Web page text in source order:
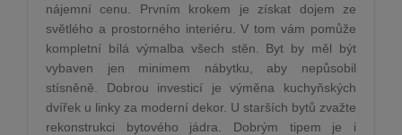
nájemní cenu. Prvním krokem je získat dojem ze
světlého a prostorného interiéru. V tom vám pomůže
kompletní bílá výmalba všech stěn. Byt by měl být
vybaven jen minimem nábytku, aby nepůsobil
stísněně. Dobrou investicí je výměna kuchyňských
dvířek u linky za moderní dekor. U starších bytů zvažte
rekonstrukci bytového jádra. Dobrým tipem je i